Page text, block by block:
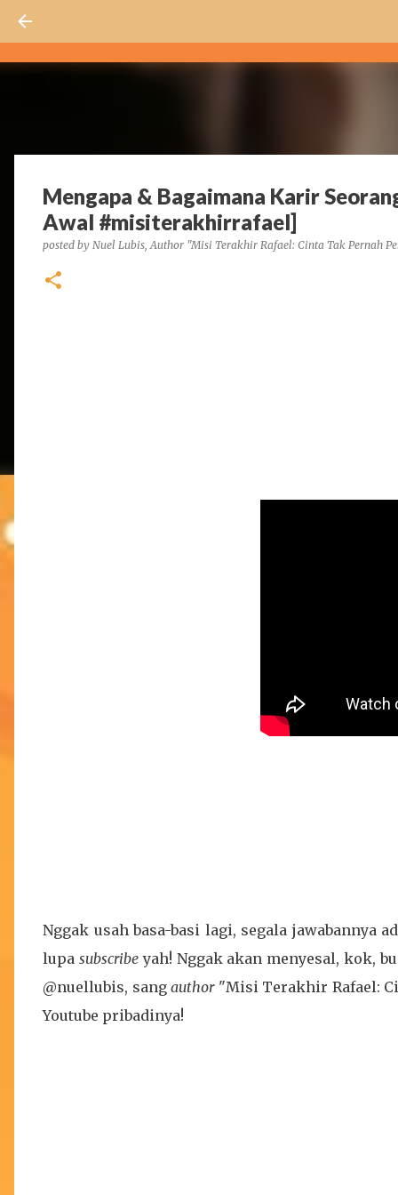
Mengapa & Bagaimana Karir
Awal #misiterakhirrafael]
posted by Nuel Lubis, Author "Misi Terakhir Rafael: Cinta Tak Pernah
Nggak usah basa-basi lagi, segala jawabannya
lupa subscribeyah! Nggak akan menyesal, kok,
@nuellubis, sangauthor"Misi Terakhir Rafael:
Youtube pribadinya!